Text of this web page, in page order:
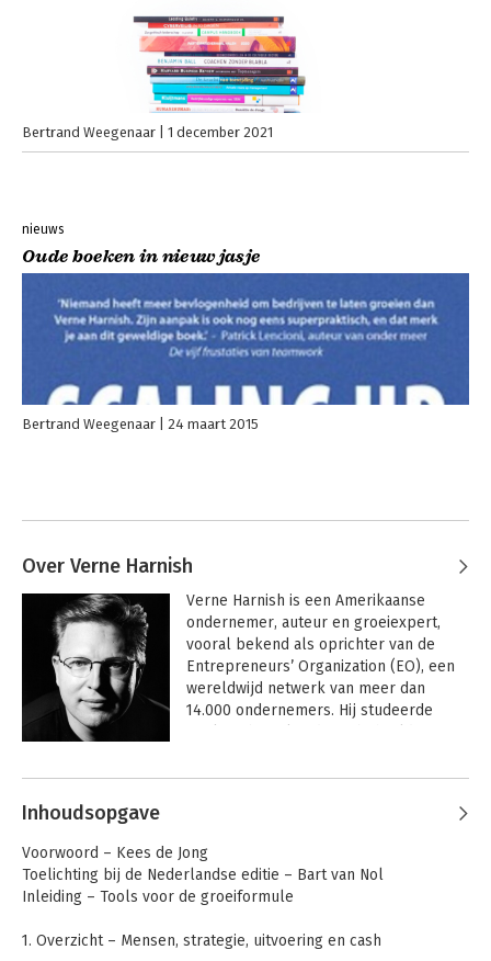
Bertrand Weegenaar 1 december 2021
nieuws
Oude boeken in nieuw jasje
Bertrand Weegenaar 24 maart 2015
Over Verne Harnish
Verne Harnish is een Amerikaanse
ondernemer, auteur en groeiexpert,
vooral bekend als oprichter van de
Entrepreneurs’ Organization (EO), een
wereldwijd netwerk van meer dan
14.000 ondernemers. Hij studeerde
hij ook de Association of Collegiate
daarnaast oprichter en CEO van Scaling
educatiebedrijf, en was jarenlang
voorzitter van het “Birthing of Giants”
programma aan het Massachusetts
Institute of Technology.
Andere boeken door Verne Harnish
Inhoudsopgave
Voorwoord – Kees de Jong
Toelichting bij de Nederlandse editie – Bart van Nol
Inleiding – Tools voor de groeiformule
1. Overzicht – Mensen, strategie, uitvoering en cash